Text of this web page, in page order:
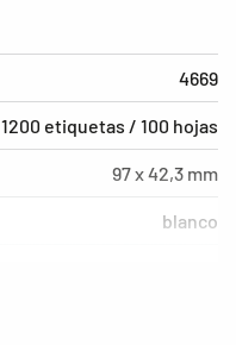
4669
1200 etiquetas / 100 hojas
97 x 42,3 mm
blanco